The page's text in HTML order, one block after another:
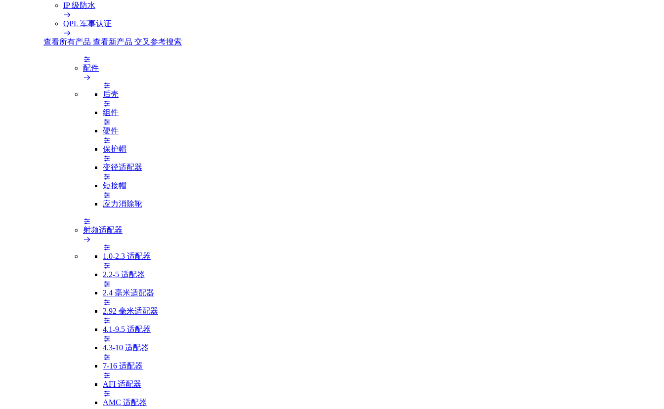
IP 级防水
QPL 军事认证
查看所有产品 查看新产品 交叉参考搜索
配件
后壳
组件
硬件
保护帽
变径适配器
短接帽
应力消除靴
射频适配器
1.0-2.3 适配器
2.2-5 适配器
2.4 毫米适配器
2.92 毫米适配器
4.1-9.5 适配器
4.3-10 适配器
7-16 适配器
AFI 适配器
AMC 适配器